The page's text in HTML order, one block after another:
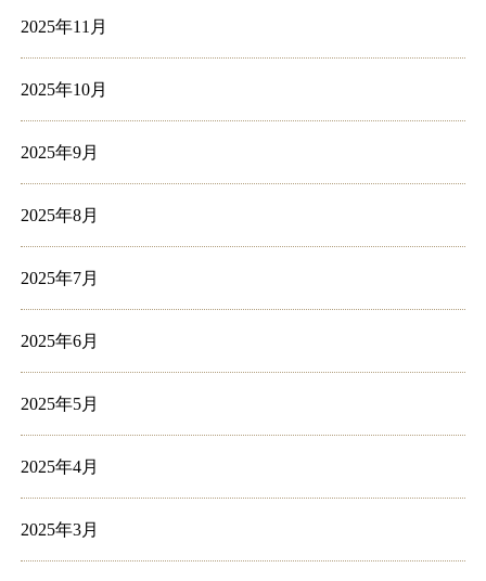
2025年11月
2025年10月
2025年9月
2025年8月
2025年7月
2025年6月
2025年5月
2025年4月
2025年3月